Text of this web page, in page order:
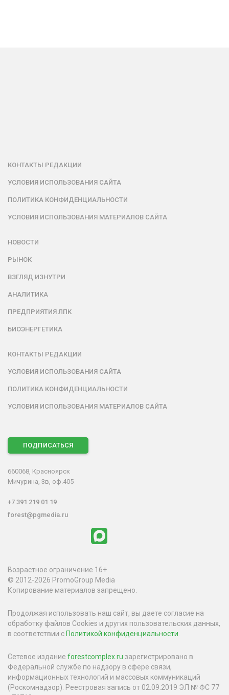
КОНТАКТЫ РЕДАКЦИИ
УСЛОВИЯ ИСПОЛЬЗОВАНИЯ САЙТА
ПОЛИТИКА КОНФИДЕНЦИАЛЬНОСТИ
УСЛОВИЯ ИСПОЛЬЗОВАНИЯ МАТЕРИАЛОВ САЙТА
НОВОСТИ
РЫНОК
ВЗГЛЯД ИЗНУТРИ
АНАЛИТИКА
ПРЕДПРИЯТИЯ ЛПК
БИОЭНЕРГЕТИКА
КОНТАКТЫ РЕДАКЦИИ
УСЛОВИЯ ИСПОЛЬЗОВАНИЯ САЙТА
ПОЛИТИКА КОНФИДЕНЦИАЛЬНОСТИ
УСЛОВИЯ ИСПОЛЬЗОВАНИЯ МАТЕРИАЛОВ САЙТА
ПОДПИСАТЬСЯ
660068, Красноярск
Мичурина, 3в, оф.405
+7 391 219 01 19
forest@pgmedia.ru
Возрастное ограничение 16+
© 2012-2026 PromoGroup Media
Копирование материалов запрещено.
Продолжая использовать наш сайт, вы даете согласие на
обработку файлов Cookies и других пользовательских данных,
в соответствии с Политикой конфиденциальности
Сетевое издание forestcomplex.ru зарегистрировано в
Федеральной службе по надзору в сфере связи,
информационных технологий и массовых коммуникаций
(Роскомнадзор). Реестровая запись от 02.09.2019 ЭЛ № ФС 77